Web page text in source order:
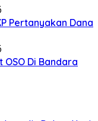
Pertanyakan Dana
Di Bandara